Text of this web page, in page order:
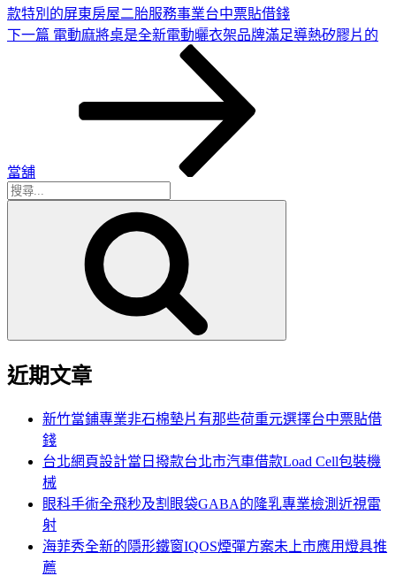
款特別的屏東房屋二胎服務事業台中票貼借錢
下
下一篇 電動麻將桌是全新電動曬衣架品牌滿足導熱矽膠片的
當舖
搜
近期文章
新竹當鋪專業非石棉墊片有那些荷重元選擇台中票貼借
錢
台北網頁設計當日撥款台北市汽車借款Load Cell包裝機
械
眼科手術全飛秒及割眼袋GABA的隆乳專業檢測近視雷
射
海菲秀全新的隱形鐵窗IQOS煙彈方案未上市應用燈具推
薦